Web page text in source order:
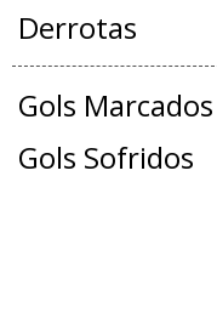
Derrotas
Gols Marcados
Gols Sofridos